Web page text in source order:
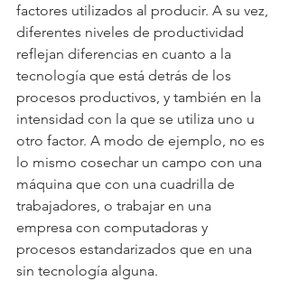
factores utilizados al producir. A su vez,
diferentes niveles de productividad
reflejan diferencias en cuanto a la
tecnología que está detrás de los
procesos productivos, y también en la
intensidad con la que se utiliza uno u
otro factor. A modo de ejemplo, no es
lo mismo cosechar un campo con una
máquina que con una cuadrilla de
trabajadores, o trabajar en una
empresa con computadoras y
procesos estandarizados que en una
sin tecnología alguna.